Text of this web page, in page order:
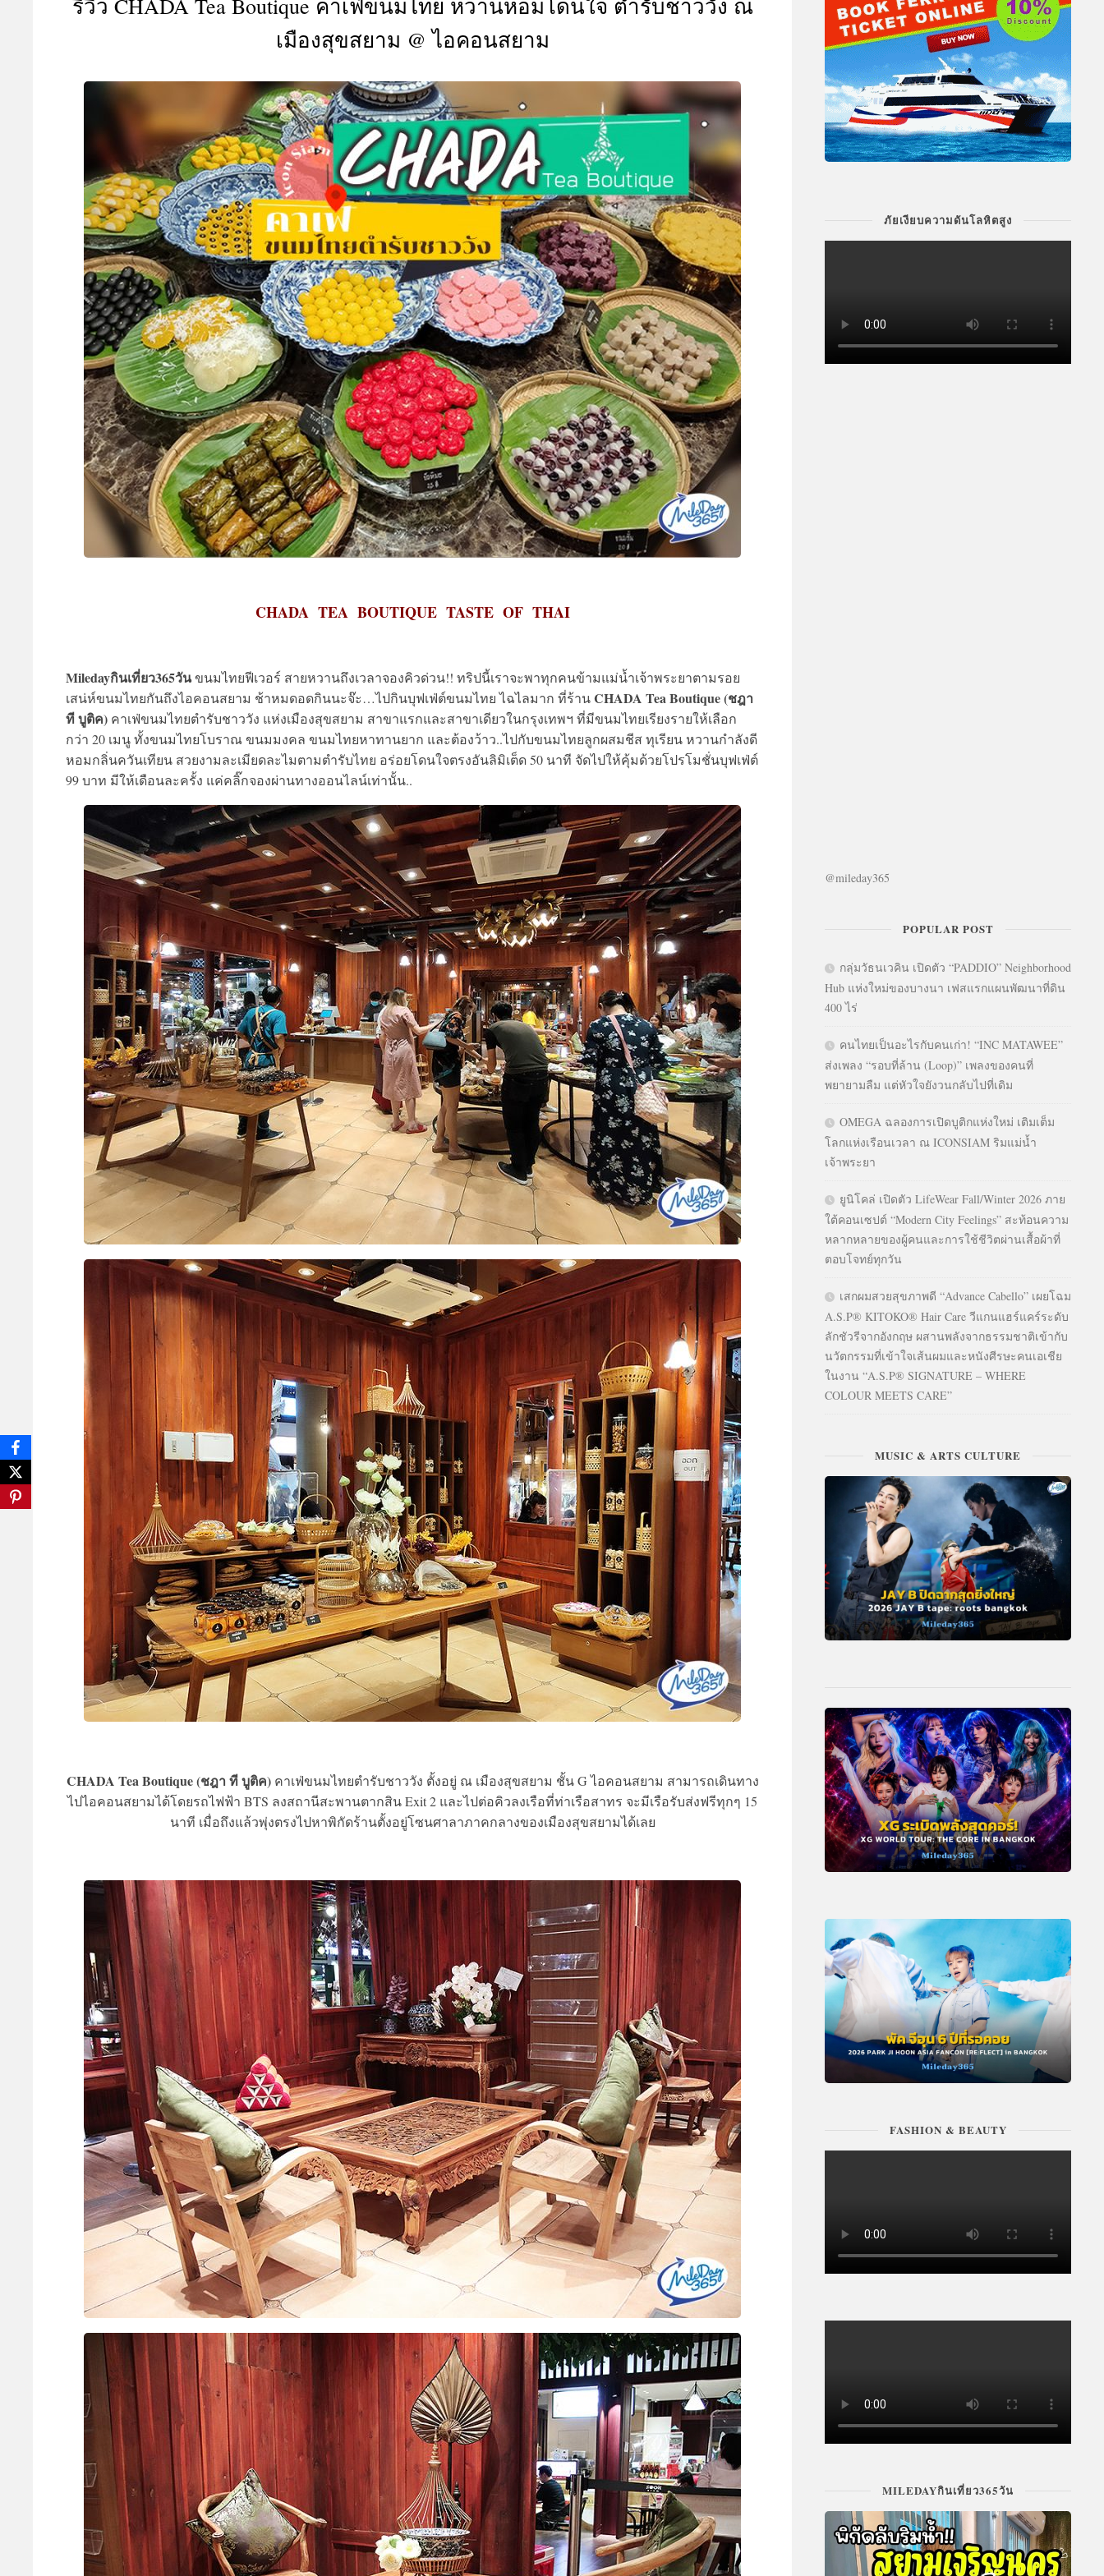
&
DEAL
รีวิว CHADA Tea Boutique คาเฟ่ขนมไทย หวานหอมโดนใจ ตำรับชาววัง ณ
เมืองสุขสยาม @ ไอคอนสยาม
CHADA TEA BOUTIQUE TASTE OF THAI
Miledayกินเที่ยว365วันขนมไทยฟีเวอร์ สายหวานถึงเวลาจองคิวด่วน!! ทริปนี้เราจะพาทุกคนข้ามแม่น้ำเจ้าพระยาตามรอย
เสน่ห์ขนมไทยกันถึงไอคอนสยาม ช้าหมดอดกินนะจ๊ะ…ไปกินบุฟเฟ่ต์ขนมไทย ไฉไลมาก ที่ร้านCHADA Tea Boutique (ชฎา
ที บูติค) คาเฟ่ขนมไทยตำรับชาววัง แห่งเมืองสุขสยาม สาขาแรกและสาขาเดียวในกรุงเทพฯ ที่มีขนมไทยเรียงรายให้เลือก
กว่า 20 เมนู ทั้งขนมไทยโบราณ ขนมมงคล ขนมไทยหาทานยาก และต้องว้าว..ไปกับขนมไทยลูกผสมชีส ทุเรียน หวานกำลังดี
หอมกลิ่นควันเทียน สวยงามละเมียดละไมตามตำรับไทย อร่อยโดนใจตรงอันลิมิเต็ด 50 นาที จัดไปให้คุ้มด้วยโปรโมชั่นบุฟเฟ่ต์
99 บาท มีให้เดือนละครั้ง แค่คลิ๊กจองผ่านทางออนไลน์เท่านั้น..
CHADA Tea Boutique (ชฎา ที บูติค)คาเฟ่ขนมไทยตำรับชาววัง ตั้งอยู่ ณ เมืองสุขสยาม ชั้น G ไอคอนสยาม สามารถเดินทาง
ไปไอคอนสยามได้โดยรถไฟฟ้า BTS ลงสถานีสะพานตากสิน Exit 2 และไปต่อคิวลงเรือที่ท่าเรือสาทร จะมีเรือรับส่งฟรีทุกๆ 15
นาที เมื่อถึงแล้วพุ่งตรงไปหาพิกัดร้านตั้งอยู่โซนศาลาภาคกลางของเมืองสุขสยามได้เลย
ภัยเงียบความดันโลหิตสูง
@mileday365
POPULAR POST
กลุ่มวัธนเวคิน เปิดตัว “PADDIO” Neighborhood
Hub แห่งใหม่ของบางนา เฟสแรกแผนพัฒนาที่ดิน
400 ไร่
คนไทยเป็นอะไรกับคนเก่า! “INC MATAWEE”
ส่งเพลง “รอบที่ล้าน (Loop)” เพลงของคนที่
พยายามลืม แต่หัวใจยังวนกลับไปที่เดิม
OMEGA ฉลองการเปิดบูติกแห่งใหม่ เติมเต็ม
โลกแห่งเรือนเวลา ณ ICONSIAM ริมแม่น้ำ
เจ้าพระยา
ยูนิโคล่ เปิดตัว LifeWear Fall/Winter 2026 ภาย
ใต้คอนเซปต์ “Modern City Feelings” สะท้อนความ
หลากหลายของผู้คนและการใช้ชีวิตผ่านเสื้อผ้าที่
ตอบโจทย์ทุกวัน
เสกผมสวยสุขภาพดี “Advance Cabello” เผยโฉม
A.S.P® KITOKO® Hair Care วีแกนแฮร์แคร์ระดับ
ลักชัวรีจากอังกฤษ ผสานพลังจากธรรมชาติเข้ากับ
นวัตกรรมที่เข้าใจเส้นผมและหนังศีรษะคนเอเชีย
ในงาน “A.S.P® SIGNATURE – WHERE
COLOUR MEETS CARE”
MUSIC & ARTS CULTURE
FASHION & BEAUTY
MILEDAYกินเที่ยว365วัน